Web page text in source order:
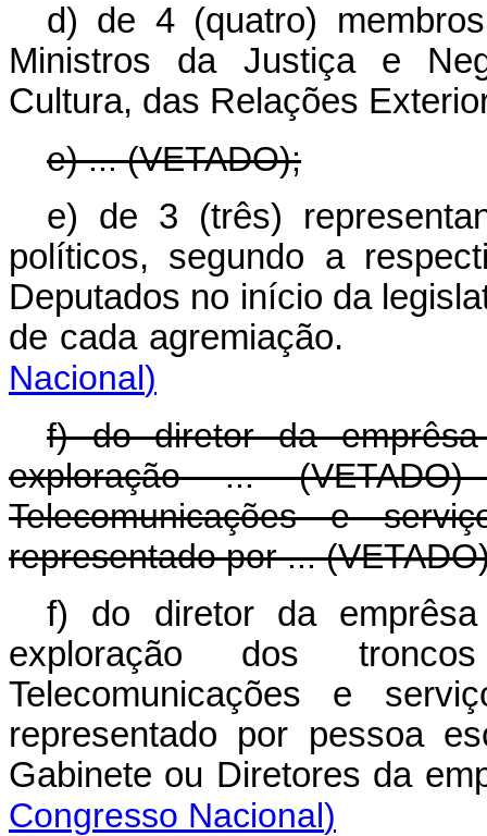
d) de 4 (quatro)
Ministros da Justiça e
Cultura, das Relações
e) ... (VETADO);
e) de 3 (três)
políticos, segundo a
Deputados no início da
de cada
Nacional)
f) do diretor da
exploração ...
Telecomunicações e
representado por ...
f) do diretor da
exploração dos
Telecomunicações e
representado por pessoa
Gabinete ou Diretores
Congresso Nacional)